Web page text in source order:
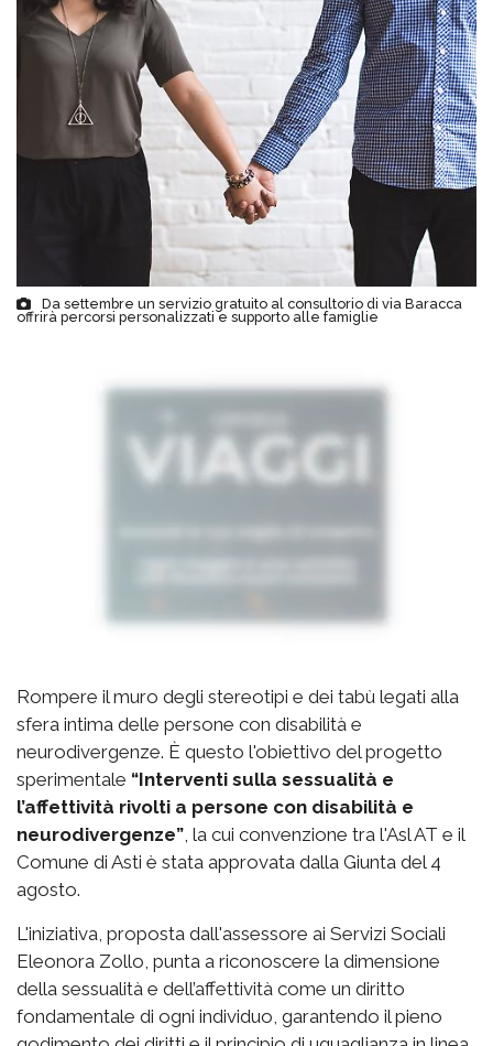
Da settembre un servizio gratuito al consultorio di via Baracca
offrirà percorsi personalizzati e supporto alle famiglie
Rompere il muro degli stereotipi e dei tabù legati alla
sfera intima delle persone con disabilità e
neurodivergenze. È questo l'obiettivo del progetto
sperimentale “Interventi sulla sessualità e
l’affettività rivolti a persone con disabilità e
neurodivergenze”, la cui convenzione tra l'Asl AT e il
Comune di Asti è stata approvata dalla Giunta del 4
agosto.
L'iniziativa, proposta dall'assessore ai Servizi Sociali
Eleonora Zollo, punta a riconoscere la dimensione
della sessualità e dell’affettività come un diritto
fondamentale di ogni individuo, garantendo il pieno